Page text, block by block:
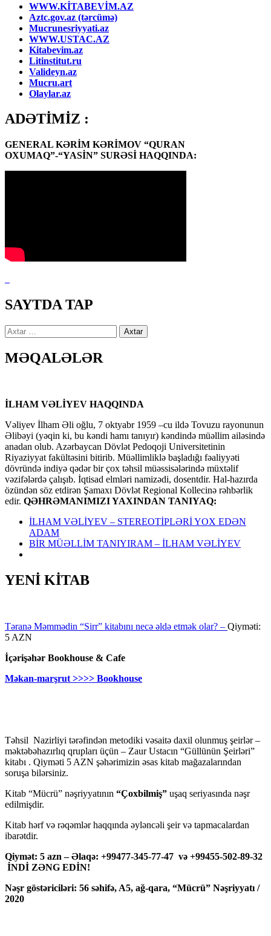
WWW.KİTABEVİM.AZ
Aztc.gov.az (tərcümə)
Mucrunesriyyati.az
WWW.USTAC.AZ
Kitabevim.az
Litinstitut.ru
Valideyn.az
Mucru.art
Olaylar.az
ADƏTİMİZ :
GENERAL KƏRİM KƏRİMOV “QURAN
OXUMAQ”-“YASİN” SURƏSİ HAQQINDA:
SAYTDA TAP
Axtarış:
MƏQALƏLƏR
İLHAM VƏLİYEV HAQQINDA
Vəliyev İlham Əli oğlu, 7 oktyabr 1959 –cu ildə Tovuzu rayonunun
Əlibəyi (yəqin ki, bu kəndi hamı tanıyır) kəndində müəllim ailəsində
anadan olub. Azərbaycan Dövlət Pedoqoji Universitetinin
Riyaziyyat fakültəsini bitirib. Müəllimliklə başladığı fəaliyyəti
dövründə indiyə qədər bir çox təhsil müəssisələrində müxtəlif
vəzifələrdə çalışıb. İqtisad elmləri namizədi, dosentdir. Hal-hazırda
özündən söz etdirən Şamaxı Dövlət Regional Kollecinə rəhbərlik
edir. QƏHRƏMANIMIZI YAXINDAN TANIYAQ:
İLHAM VƏLİYEV – STEREOTİPLƏRİ YOX EDƏN
ADAM
BİR MÜƏLLİM TANIYIRAM – İLHAM VƏLİYEV
YENİ KİTAB
Təranə Məmmədin “Sirr” kitabını necə əldə etmək olar? – Qiyməti:
5 AZN
İçərişəhər Bookhouse & Cafe
Məkan-marşrut >>>> Bookhouse
Təhsil Nazirliyi tərəfindən metodiki vəsaitə daxil olunmuş şeirlər –
məktəbəhazırlıq qrupları üçün – Zaur Ustacın “Güllünün Şeirləri”
kitabı . Qiyməti 5 AZN şəhərimizin əsas kitab mağazalarından
soruşa bilərsiniz.
Kitab “Mücrü” nəşriyyatının “Çoxbilmiş” uşaq seriyasında nəşr
edilmişdir.
Kitab hərf və rəqəmlər haqqında əyləncəli şeir və tapmacalardan
ibarətdir.
Qiymət: 5 azn – Əlaqə: +99477-345-77-47 və +99455-502-89-32
İNDİ ZƏNG EDİN!
Nəşr göstəriciləri: 56 səhifə, A5, ağ-qara, “Mücrü” Nəşriyyatı /
2020